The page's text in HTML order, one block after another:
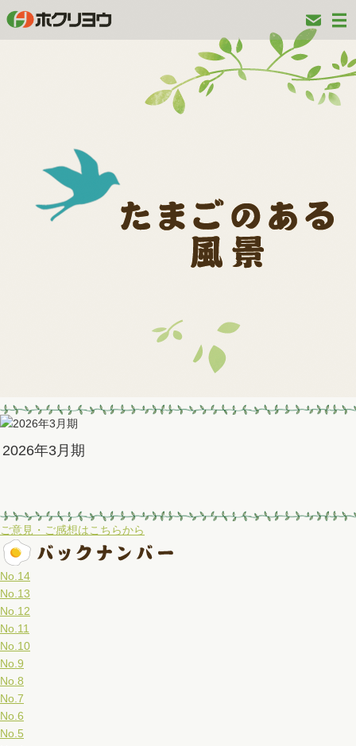
2026年3月期
ご意見・ご感想はこちらから
No.14
No.13
No.12
No.11
No.10
No.9
No.8
No.7
No.6
No.5